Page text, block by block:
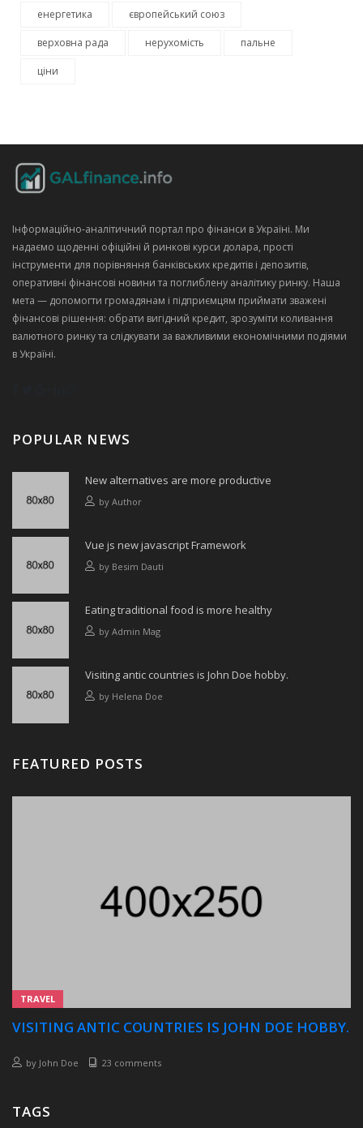
енергетика європейський союз
верховна рада нерухомість пальне
ціни
Інформаційно‑аналітичний портал про фінанси в Україні. Ми
надаємо щоденні офіційні й ринкові курси долара, прості
інструменти для порівняння банківських кредитів і депозитів,
оперативні фінансові новини та поглиблену аналітику ринку. Наша
мета — допомогти громадянам і підприємцям приймати зважені
фінансові рішення: обрати вигідний кредит, зрозуміти коливання
валютного ринку та слідкувати за важливими економічними подіями
в Україні.
POPULAR NEWS
New alternatives are more productive
by Author
Vue js new javascript Framework
by Besim Dauti
Eating traditional food is more healthy
by Admin Mag
Visiting antic countries is John Doe hobby.
by Helena Doe
FEATURED POSTS
TRAVEL
VISITING ANTIC COUNTRIES IS JOHN DOE HOBBY.
by John Doe 23 comments
TAGS